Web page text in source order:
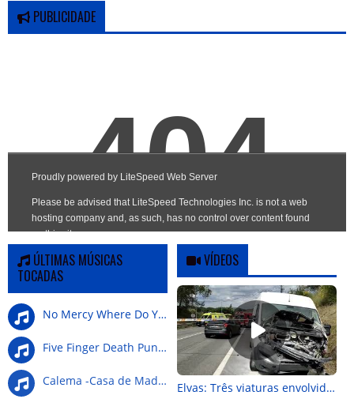
PUBLICIDADE
ÚLTIMAS MÚSICAS
TOCADAS
No Mercy Where Do You G
Five Finger Death Punch-Wrong Side Of Heaven
Calema -Casa de Madeira
VÍDEOS
Elvas: Três viaturas envolvidas em colisão na Nacional 4